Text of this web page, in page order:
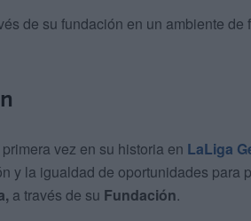
de su fundación en un ambiente de
vez en su historia en LaLiga
y la igualdad de oportunidades para
a través de su Fundación.